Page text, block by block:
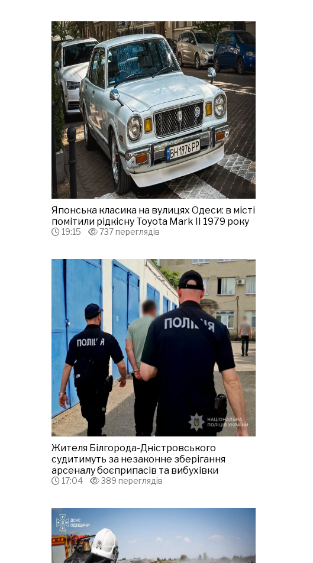
Японська класика на вулицях Одеси: в місті
помітили рідкісну Toyota Mark II 1979 року
19:15 737 переглядів
Жителя Білгорода-Дністровського
судитимуть за незаконне зберігання
арсеналу боєприпасів та вибухівки
17:04 389 переглядів